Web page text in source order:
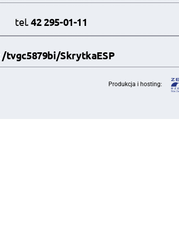
tel.42 295-01-11
/tvgc5879bi/SkrytkaESP
Produkcja i hosting: